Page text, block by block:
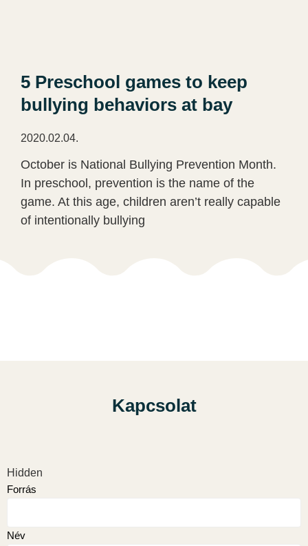
5 Preschool games to keep
bullying behaviors at bay
2020.02.04.
October is National Bullying Prevention Month.
In preschool, prevention is the name of the
game. At this age, children aren’t really capable
of intentionally bullying
Kapcsolat
Hidden
Forrás
Név